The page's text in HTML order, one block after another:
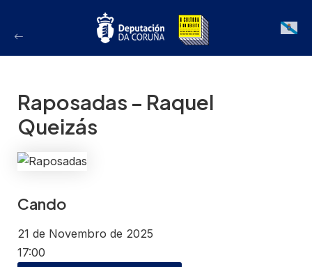
Galician
Raposadas – Raquel
Queizás
Cando
21 de Novembro de 2025
17:00